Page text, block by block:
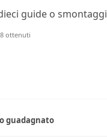
guide o smontaggi
ottenuti
guadagnato